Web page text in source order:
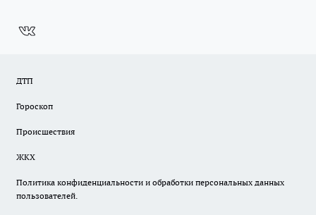
ДТП
Гороскоп
Происшествия
ЖКХ
Политика конфиденциальности и обработки персональных данных
пользователей.